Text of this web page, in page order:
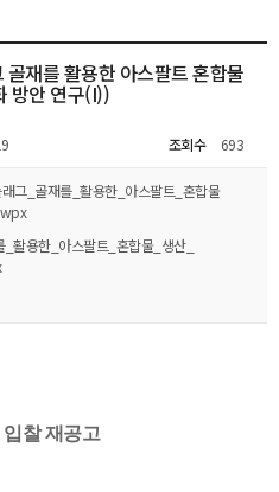
재를 활용한 아스팔트 혼합물
방안 연구(I))
조회수 693
그_골재를_활용한_아스팔트_혼합물
활용한_아스팔트_혼합물_생산_
찰 재공고